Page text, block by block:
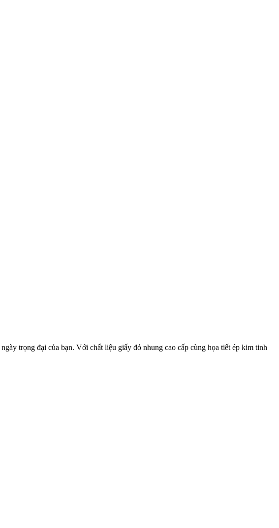
trọng đại của bạn. Với chất liệu giấy đỏ nhung cao cấp cùng họa tiết ép kim tinh